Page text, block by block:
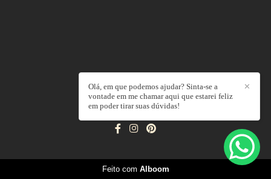
ALLAN LIMA/CONTATO
✕
Olá, em que podemos ajudar? Sinta-se a
vontade em me chamar aqui que estarei feliz
em poder tirar suas dúvidas!
Feito com Alboom